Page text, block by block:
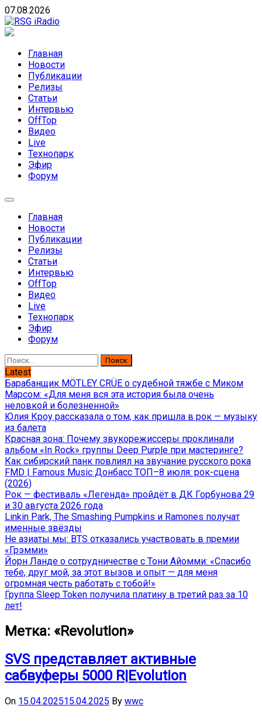
Skip
to
content
07.08.2026
направлений без возрастных ограничений
Главная
Новости
Публикации
Релизы
Статьи
Интервью
OffTop
Видео
Live
Технопарк
Эфир
Форум
Главная
Новости
Публикации
Релизы
Статьи
Интервью
OffTop
Видео
Live
Технопарк
Эфир
Форум
Найти:
Latest
Барабанщик MÖTLEY CRÜE о судебной тяжбе с Миком
Марсом: «Для меня вся эта история была очень
неловкой и болезненной»
Юлия Кроу рассказала о том, как пришла в рок — музыку
из балета
Красная зона: Почему звукорежиссеры проклинали
альбом «In Rock» группы Deep Purple при мастеринге?
Как сибирский панк повлиял на звучание русского рока
FMD | Famous Music Донбасс ТОП–8 июля: рок-сцена
(2026)
Рок — фестиваль «Легенда» пройдёт в ДК Горбунова 29
и 30 августа 2026 года
Linkin Park, The Smashing Pumpkins и Ramones получат
именные звёзды
Не азиаты мы: BTS отказались участвовать в премии
«Грэмми»
Йорн Ланде о сотрудничестве с Тони Айомми: «Спасибо
тебе, друг мой, за этот вызов и опыт — для меня
огромная честь работать с тобой!»
Группа Sleep Token получила платину в третий раз за 10
лет!
Метка: «Revolution»
SVS представляет активные
сабвуферы 5000 R|Evolution
On 15.04.202515.04.2025 By wwc